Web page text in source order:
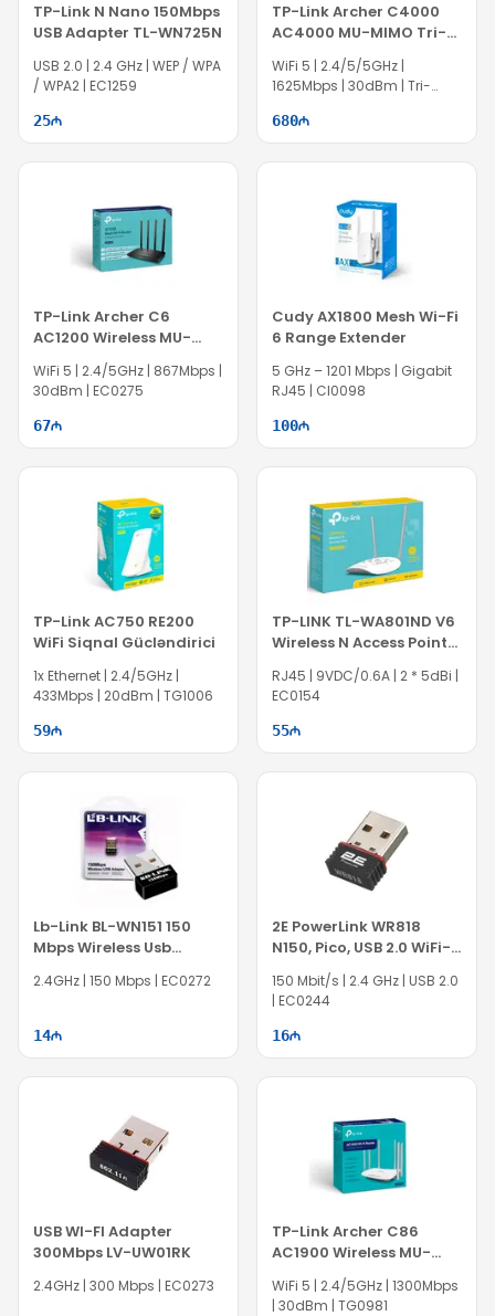
TP-Link N Nano 150Mbps
USB Adapter TL-WN725N
USB 2.0 | 2.4 GHz | WEP / WPA
/ WPA2 | EC1259
25
TP-Link Archer C4000
AC4000 MU-MIMO Tri-
Band WiFi Router
WiFi 5 | 2.4/5/5GHz |
1625Mbps | 30dBm | Tri-
680
TP-Link Archer C6
AC1200 Wireless MU-
MIMO Gigabit Router
WiFi 5 | 2.4/5GHz | 867Mbps |
30dBm | EC0275
67
Cudy AX1800 Mesh Wi-Fi
6 Range Extender
5 GHz – 1201 Mbps | Gigabit
RJ45 | CI0098
100
TP-Link AC750 RE200
WiFi Siqnal Gücləndirici
1x Ethernet | 2.4/5GHz |
433Mbps | 20dBm | TG1006
59
TP-LINK TL-WA801ND V6
Wireless N Access Point
300Mbps
RJ45 | 9VDC/0.6A | 2 * 5dBi |
EC0154
55
Lb-Link BL-WN151 150
Mbps Wireless Usb
Adapter
2.4GHz | 150 Mbps | EC0272
14
2E PowerLink WR818
N150, Pico, USB 2.0 WiFi-
adapter
150 Mbit/s | 2.4 GHz | USB 2.0
| EC0244
16
USB WI-FI Adapter
300Mbps LV-UW01RK
2.4GHz | 300 Mbps | EC0273
TP-Link Archer C86
AC1900 Wireless MU-
MIMO WiFi Router
WiFi 5 | 2.4/5GHz | 1300Mbps
| 30dBm | TG0981